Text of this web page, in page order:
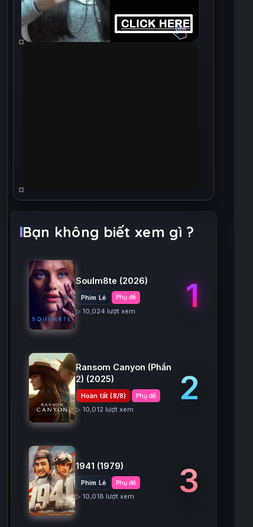
Bạn không biết xem gì ?
Soulm8te (2026)
Phim Lẻ Phụ đề
▷ 10,024 lượt xem 1
Ransom Canyon (Phần
2) (2025)
Hoàn tất (8/8) Phụ đề
▷ 10,012 lượt xem
2
1941 (1979)
Phim Lẻ Phụ đề
▷ 10,018 lượt xem 3